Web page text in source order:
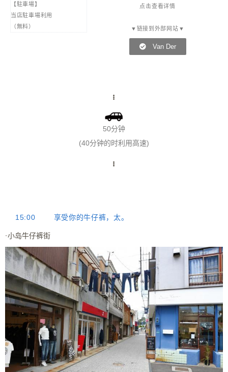
【駐車場】
当店駐車場利用
（無料）
点击查看详情
▼链接到外部网站▼
Van Der
50分钟
(40分钟的时利用高速)
15:00 享受你的牛仔裤，太。
-小岛牛仔裤街